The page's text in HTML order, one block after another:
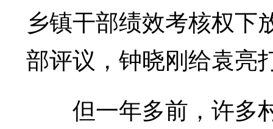
乡镇干部绩效考核权下
部评议，钟晓刚给袁亮
但一年多前，许多